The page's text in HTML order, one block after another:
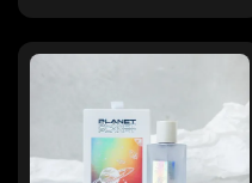
price